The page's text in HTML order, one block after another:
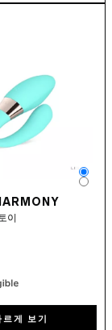
이
르게 보기